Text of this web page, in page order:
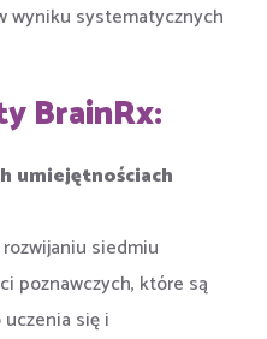
wyniku systematycznych
BrainRx:
umiejętnościach
siedmiu
poznawczych, które są
się i